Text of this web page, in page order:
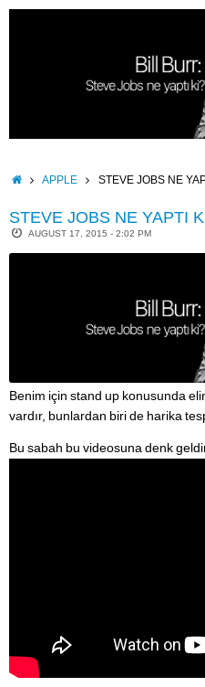
Skip
HOMEAPPLE STEVE JOBS NE
STEVE JOBS NE YAPTI
AUGUST 17, 2015 - 2:02 PM
Benim için stand up konusunda
vardır, bunlardan biri de harika
Bu sabah bu videosuna denk